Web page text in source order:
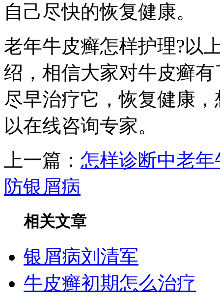
自己尽快的恢复健康。
老年牛皮癣怎样护理?以
绍，相信大家对牛皮癣
尽早治疗它，恢复健康
以在线咨询专家。
上一篇： 怎样诊断中老年
防银屑病
相关文章
银屑病刘清军
牛皮癣初期怎么治疗